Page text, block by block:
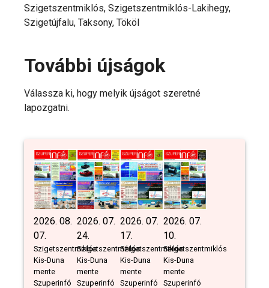
Szigetszentmiklós, Szigetszentmiklós-Lakihegy,
Szigetújfalu, Taksony, Tököl
További újságok
Válassza ki, hogy melyik újságot szeretné
lapozgatni.
2026. 08.
07.
Szigetszentmiklós
Kis-Duna
mente
Szuperinfó
2026. 07.
24.
Szigetszentmiklós
Kis-Duna
mente
Szuperinfó
2026. 07.
17.
Szigetszentmiklós
Kis-Duna
mente
Szuperinfó
2026. 07.
10.
Szigetszentmiklós
Kis-Duna
mente
Szuperinfó